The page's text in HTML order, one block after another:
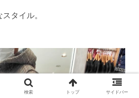
タイル。
検索 トップ サイドバー